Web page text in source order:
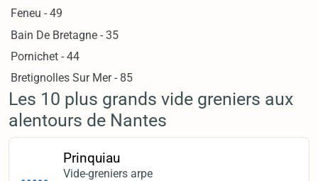
Feneu - 49
Bain De Bretagne - 35
Pornichet - 44
Bretignolles Sur Mer - 85
Les 10 plus grands vide greniers aux
alentours de Nantes
Prinquiau
Vide-greniers arpe